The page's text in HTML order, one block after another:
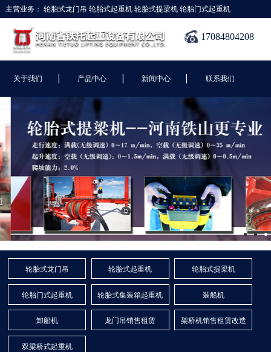
主营业务： 轮胎式龙门吊 轮胎式起重机轮胎式提梁机轮胎门式起重机
17084804208
关于我们 | 产品中心 | 新闻中心 | 联系我们
轮胎式龙门吊 轮胎式起重机 轮胎式提梁机
轮胎门式起重机 轮胎式集装箱起重机 装船机
卸船机 龙门吊销售租赁 架桥机销售租赁改造
双梁桥式起重机